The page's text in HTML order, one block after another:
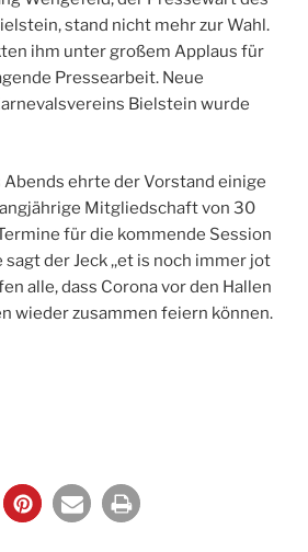
stand nicht mehr zur Wahl.
ihm unter großem Applaus für
Pressearbeit. Neue
Bielstein wurde
ehrte der Vorstand einige
Mitgliedschaft von 30
für die kommende Session
der Jeck ,,et is noch immer jot
alle, dass Corona vor den Hallen
wieder zusammen feiern können.